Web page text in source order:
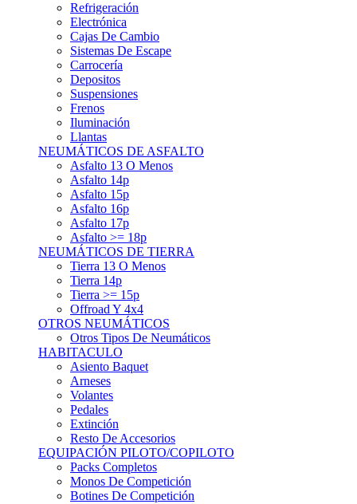
Refrigeración
Electrónica
Cajas De Cambio
Sistemas De Escape
Carrocería
Depositos
Suspensiones
Frenos
Iluminación
Llantas
NEUMÁTICOS DE ASFALTO
Asfalto 13 O Menos
Asfalto 14p
Asfalto 15p
Asfalto 16p
Asfalto 17p
Asfalto >= 18p
NEUMÁTICOS DE TIERRA
Tierra 13 O Menos
Tierra 14p
Tierra >= 15p
Offroad Y 4x4
OTROS NEUMÁTICOS
Otros Tipos De Neumáticos
HABITACULO
Asiento Baquet
Arneses
Volantes
Pedales
Extinción
Resto De Accesorios
EQUIPACIÓN PILOTO/COPILOTO
Packs Completos
Monos De Competición
Botines De Competición